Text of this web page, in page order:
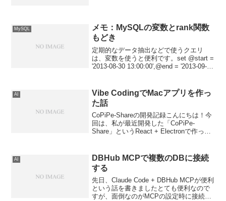
の転換期を迎えてい...
MySQL
メモ：MySQLの変数とrank関数
もどき
定期的なデータ抽出などで使うクエリ
は、変数を使うと便利です。set @start =
'2013-08-30 13:00:00',@end = '2013-09-09
AI
Vibe CodingでMacアプリを作っ
た話
CoPiPe-Shareの開発記録こんにちは！今
回は、私が最近開発した「CoPiPe-
Share」というReact + Electronで作った
共有したいと思います。特...
AI
DBHub MCPで複数のDBに接続
する
先日、Claude Code + DBHub MCPが便利
という話を書きましたとても便利なので
すが、面倒なのがMCPの設定時に接続文